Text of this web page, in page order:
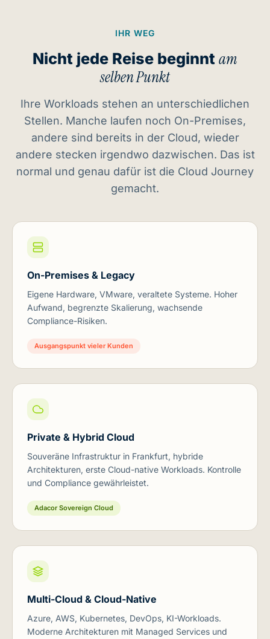
IHR WEG
Nicht jede Reise beginnt am
selben Punkt
Ihre Workloads stehen an unterschiedlichen
Stellen. Manche laufen noch On-Premises,
andere sind bereits in der Cloud, wieder
andere stecken irgendwo dazwischen. Das ist
normal und genau dafür ist die Cloud Journey
gemacht.
On-Premises & Legacy
Eigene Hardware, VMware, veraltete Systeme. Hoher
Aufwand, begrenzte Skalierung, wachsende
Compliance-Risiken.
Ausgangspunkt vieler Kunden
Private & Hybrid Cloud
Souveräne Infrastruktur in Frankfurt, hybride
Architekturen, erste Cloud-native Workloads. Kontrolle
und Compliance gewährleistet.
Adacor Sovereign Cloud
Multi-Cloud & Cloud-Native
Azure, AWS, Kubernetes, DevOps, KI-Workloads.
Moderne Architekturen mit Managed Services und